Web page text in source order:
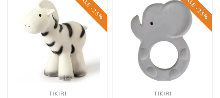
SALE -25%
TIKIRI
SALE -25%
TIKIRI